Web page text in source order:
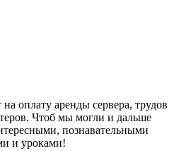
оплату аренды сервера, трудов
Чтоб мы могли и дальше
познавательными
и уроками!